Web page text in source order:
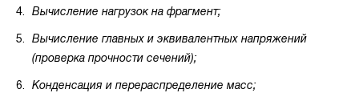
Вычисление нагрузок на фрагмент;
Вычисление главных и эквивалентных напряжений
(проверка прочности сечений);
Конденсация и перераспределение масс;